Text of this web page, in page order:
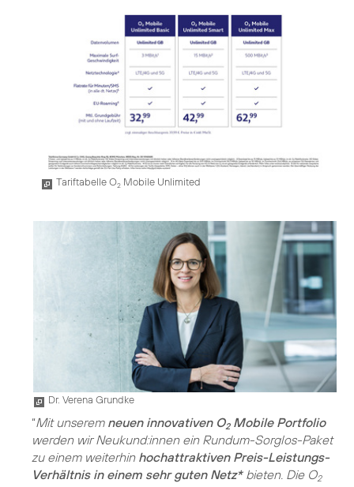
Tariftabelle O2 Mobile Unlimited
Dr. Verena Grundke
“Mit unserem neuen innovativen O2Mobile Portfolio
werden wir Neukund:innen ein Rundum-Sorglos-Paket
zu einem weiterhin hochattraktiven Preis-Leistungs-
Verhältnis in einem sehr guten Netz*bieten. Die O2